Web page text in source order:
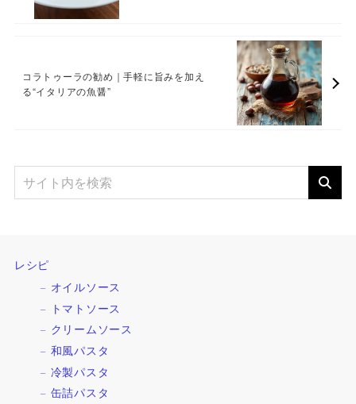
コラトゥーラの勧め｜手軽に旨みを加え
る“イタリアの魚醤”
レシピ
オイルソース
トマトソース
クリームソース
和風パスタ
冷製パスタ
缶詰パスタ